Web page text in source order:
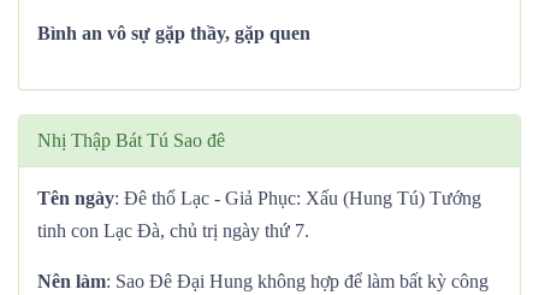
Bình an vô sự gặp thầy, gặp quen
Nhị Thập Bát Tú Sao đê
Tên ngày: Đê thổ Lạc - Giả Phục: Xấu (Hung Tú) Tướng
tinh con Lạc Đà, chủ trị ngày thứ 7.
Nên làm: Sao Đê Đại Hung không hợp để làm bất kỳ công